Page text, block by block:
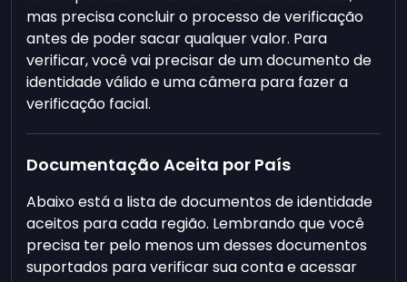
mas precisa concluir o processo de verificação
antes de poder sacar qualquer valor. Para
verificar, você vai precisar de um documento de
identidade válido e uma câmera para fazer a
verificação facial.
Documentação Aceita por País
Abaixo está a lista de documentos de identidade
aceitos para cada região. Lembrando que você
precisa ter pelo menos um desses documentos
suportados para verificar sua conta e acessar